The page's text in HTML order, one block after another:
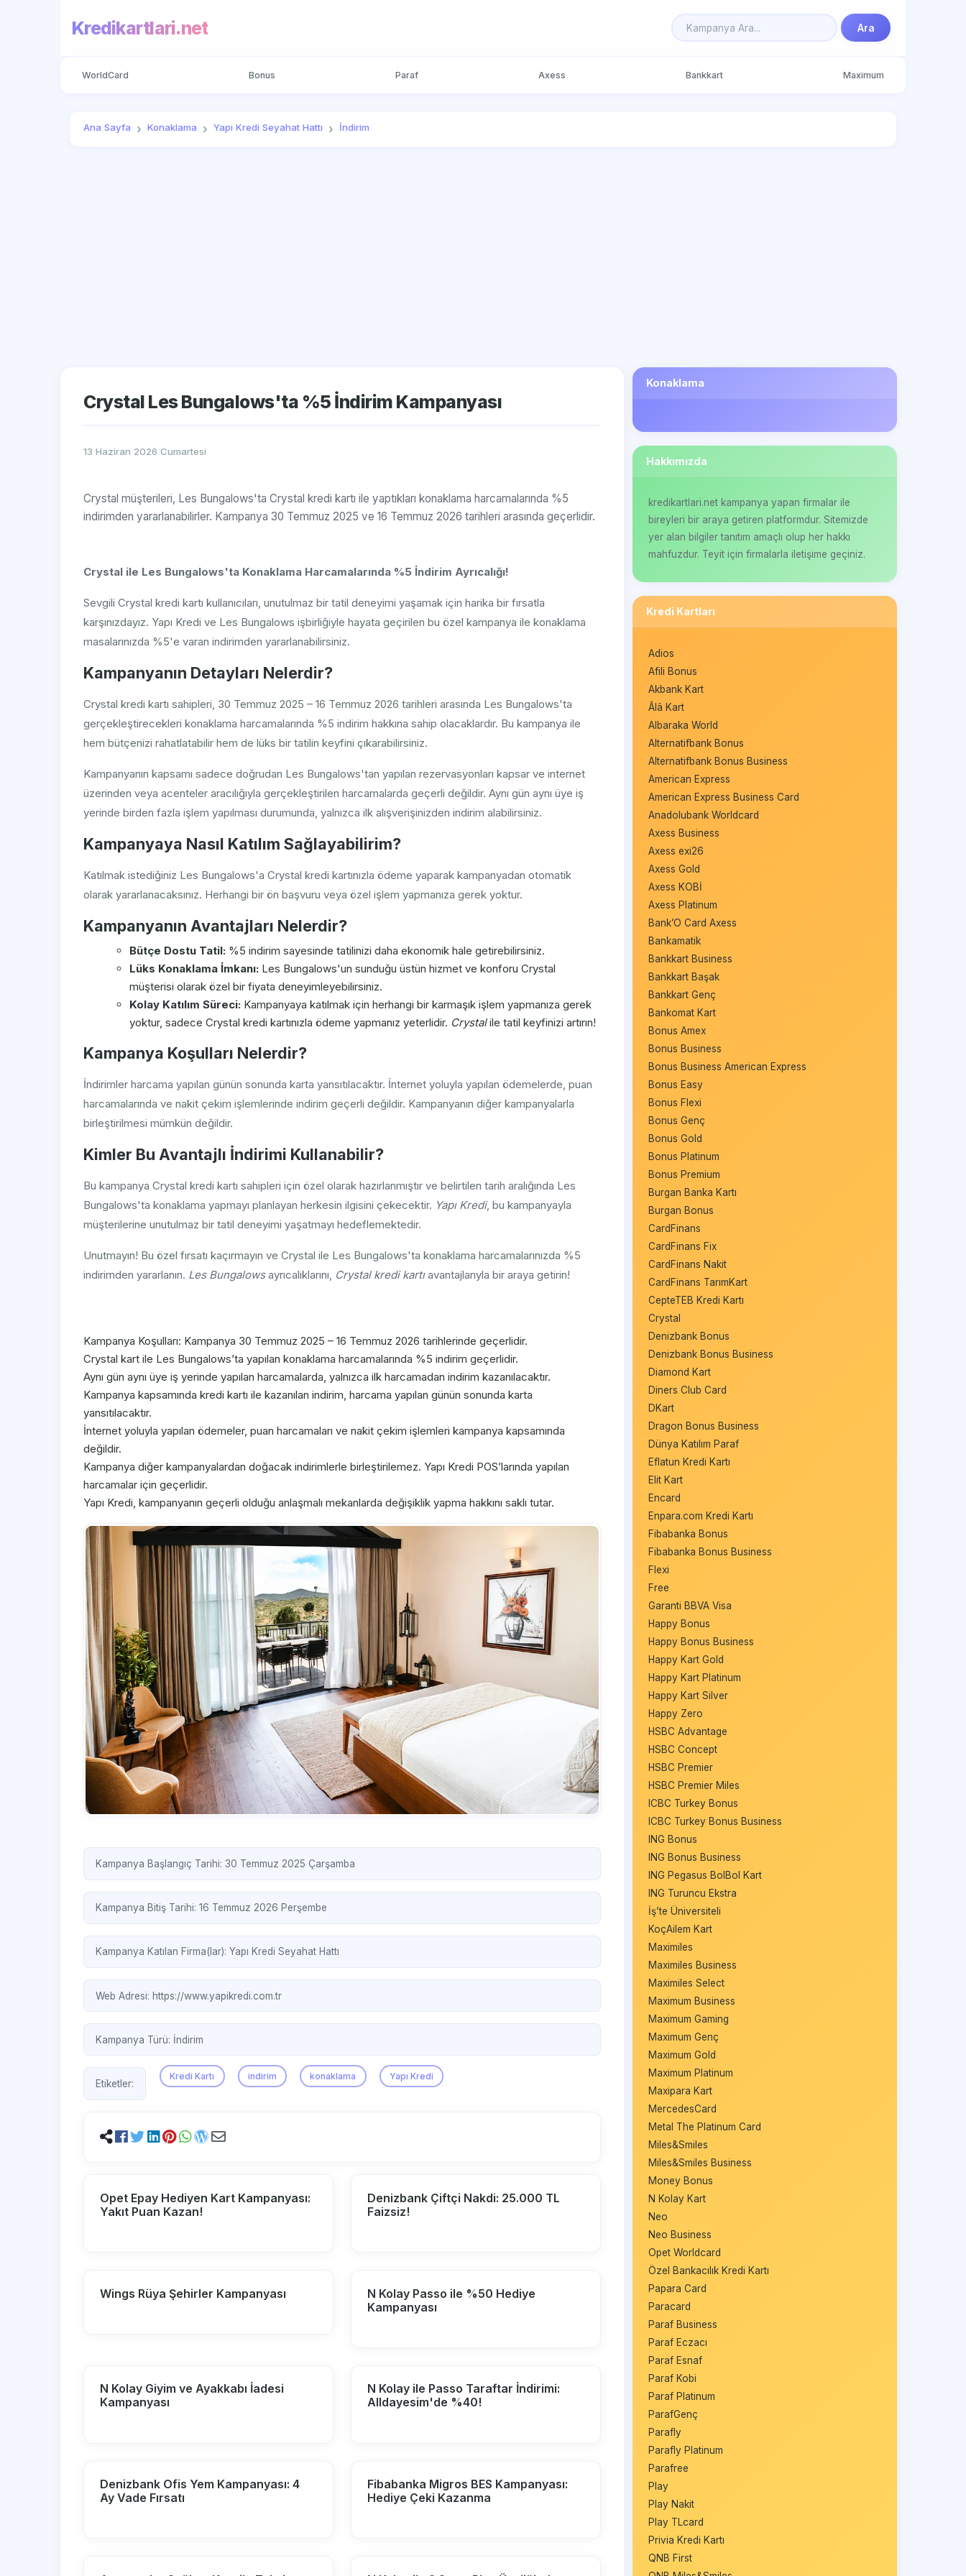
Kredikartlari.net Ara
WorldCard Bonus Paraf Axess Bankkart Maximum
Ana Sayfa Konaklama Yapı Kredi Seyahat Hattı İndirim
Crystal Les Bungalows'ta %5 İndirim Kampanyası
13 Haziran 2026 Cumartesi
Crystal müşterileri, Les Bungalows'ta Crystal kredi kartı ile yaptıkları konaklama harcamalarında %5
indirimden yararlanabilirler. Kampanya 30 Temmuz 2025 ve 16 Temmuz 2026 tarihleri arasında geçerlidir.
Crystal ile Les Bungalows'ta Konaklama Harcamalarında %5 İndirim Ayrıcalığı!
Sevgili Crystal kredi kartı kullanıcıları, unutulmaz bir tatil deneyimi yaşamak için harika bir fırsatla
karşınızdayız. Yapı Kredi ve Les Bungalows işbirliğiyle hayata geçirilen bu özel kampanya ile konaklama
masalarınızda %5'e varan indirimden yararlanabilirsiniz.
Kampanyanın Detayları Nelerdir?
Crystal kredi kartı sahipleri, 30 Temmuz 2025 – 16 Temmuz 2026 tarihleri arasında Les Bungalows'ta
gerçekleştirecekleri konaklama harcamalarında %5 indirim hakkına sahip olacaklardır. Bu kampanya ile
hem bütçenizi rahatlatabilir hem de lüks bir tatilin keyfini çıkarabilirsiniz.
Kampanyanın kapsamı sadece doğrudan Les Bungalows'tan yapılan rezervasyonları kapsar ve internet
üzerinden veya acenteler aracılığıyla gerçekleştirilen harcamalarda geçerli değildir. Aynı gün aynı üye iş
yerinde birden fazla işlem yapılması durumunda, yalnızca ilk alışverişinizden indirim alabilirsiniz.
Kampanyaya Nasıl Katılım Sağlayabilirim?
Katılmak istediğiniz Les Bungalows'a Crystal kredi kartınızla ödeme yaparak kampanyadan otomatik
olarak yararlanacaksınız. Herhangi bir ön başvuru veya özel işlem yapmanıza gerek yoktur.
Kampanyanın Avantajları Nelerdir?
Bütçe Dostu Tatil: %5 indirim sayesinde tatilinizi daha ekonomik hale getirebilirsiniz.
Lüks Konaklama İmkanı: Les Bungalows'un sunduğu üstün hizmet ve konforu Crystal
müşterisi olarak özel bir fiyata deneyimleyebilirsiniz.
Kolay Katılım Süreci: Kampanyaya katılmak için herhangi bir karmaşık işlem yapmanıza gerek
yoktur, sadece Crystal kredi kartınızla ödeme yapmanız yeterlidir. Crystalile tatil keyfinizi artırın!
Kampanya Koşulları Nelerdir?
İndirimler harcama yapılan günün sonunda karta yansıtılacaktır. İnternet yoluyla yapılan ödemelerde, puan
harcamalarında ve nakit çekim işlemlerinde indirim geçerli değildir. Kampanyanın diğer kampanyalarla
birleştirilmesi mümkün değildir.
Kimler Bu Avantajlı İndirimi Kullanabilir?
Bu kampanya Crystal kredi kartı sahipleri için özel olarak hazırlanmıştır ve belirtilen tarih aralığında Les
Bungalows'ta konaklama yapmayı planlayan herkesin ilgisini çekecektir. Yapı Kredi, bu kampanyayla
müşterilerine unutulmaz bir tatil deneyimi yaşatmayı hedeflemektedir.
Unutmayın! Bu özel fırsatı kaçırmayın ve Crystal ile Les Bungalows'ta konaklama harcamalarınızda %5
indirimden yararlanın. Les Bungalowsayrıcalıklarını, Crystal kredi kartıavantajlarıyla bir araya getirin!
Kampanya Koşulları: Kampanya 30 Temmuz 2025 – 16 Temmuz 2026 tarihlerinde geçerlidir.
Crystal kart ile Les Bungalows’ta yapılan konaklama harcamalarında %5 indirim geçerlidir.
Aynı gün aynı üye iş yerinde yapılan harcamalarda, yalnızca ilk harcamadan indirim kazanılacaktır.
Kampanya kapsamında kredi kartı ile kazanılan indirim, harcama yapılan günün sonunda karta
yansıtılacaktır.
İnternet yoluyla yapılan ödemeler, puan harcamaları ve nakit çekim işlemleri kampanya kapsamında
değildir.
Kampanya diğer kampanyalardan doğacak indirimlerle birleştirilemez. Yapı Kredi POS’larında yapılan
harcamalar için geçerlidir.
Yapı Kredi, kampanyanın geçerli olduğu anlaşmalı mekanlarda değişiklik yapma hakkını saklı tutar.
Kampanya Başlangıç Tarihi: 30 Temmuz 2025 Çarşamba
Kampanya Bitiş Tarihi: 16 Temmuz 2026 Perşembe
Kampanya Katılan Firma(lar): Yapı Kredi Seyahat Hattı
Web Adresi: https://www.yapikredi.com.tr
Kampanya Türü: İndirim
Etiketler:
Kredi Kartı indirim konaklama Yapı Kredi
Opet Epay Hediyen Kart Kampanyası:
Yakıt Puan Kazan!
Denizbank Çiftçi Nakdi: 25.000 TL
Faizsiz!
Wings Rüya Şehirler Kampanyası
N Kolay Passo ile %50 Hediye
Kampanyası
N Kolay Giyim ve Ayakkabı İadesi
Kampanyası
N Kolay ile Passo Taraftar İndirimi:
Alldayesim'de %40!
Denizbank Ofis Yem Kampanyası: 4
Ay Vade Fırsatı
Fibabanka Migros BES Kampanyası:
Hediye Çeki Kazanma
Konaklama
Hakkımızda
kredikartlari.net kampanya yapan firmalar ile
bireyleri bir araya getiren platformdur. Sitemizde
yer alan bilgiler tanıtım amaçlı olup her hakkı
mahfuzdur. Teyit için firmalarla iletişime geçiniz.
Kredi Kartları
Adios
Afili Bonus
Akbank Kart
Âlâ Kart
Albaraka World
Alternatifbank Bonus
Alternatifbank Bonus Business
American Express
American Express Business Card
Anadolubank Worldcard
Axess Business
Axess exi26
Axess Gold
Axess KOBİ
Axess Platinum
Bank’O Card Axess
Bankamatik
Bankkart Business
Bankkart Başak
Bankkart Genç
Bankomat Kart
Bonus Amex
Bonus Business
Bonus Business American Express
Bonus Easy
Bonus Flexi
Bonus Genç
Bonus Gold
Bonus Platinum
Bonus Premium
Burgan Banka Kartı
Burgan Bonus
CardFinans
CardFinans Fix
CardFinans Nakit
CardFinans TarımKart
CepteTEB Kredi Kartı
Crystal
Denizbank Bonus
Denizbank Bonus Business
Diamond Kart
Diners Club Card
DKart
Dragon Bonus Business
Dünya Katılım Paraf
Eflatun Kredi Kartı
Elit Kart
Encard
Enpara.com Kredi Kartı
Fibabanka Bonus
Fibabanka Bonus Business
Flexi
Free
Garanti BBVA Visa
Happy Bonus
Happy Bonus Business
Happy Kart Gold
Happy Kart Platinum
Happy Kart Silver
Happy Zero
HSBC Advantage
HSBC Concept
HSBC Premier
HSBC Premier Miles
ICBC Turkey Bonus
ICBC Turkey Bonus Business
ING Bonus
ING Bonus Business
ING Pegasus BolBol Kart
ING Turuncu Ekstra
İş’te Üniversiteli
KoçAilem Kart
Maximiles
Maximiles Business
Maximiles Select
Maximum Business
Maximum Gaming
Maximum Genç
Maximum Gold
Maximum Platinum
Maxipara Kart
MercedesCard
Metal The Platinum Card
Miles&Smiles
Miles&Smiles Business
Money Bonus
N Kolay Kart
Neo
Neo Business
Opet Worldcard
Özel Bankacılık Kredi Kartı
Papara Card
Paracard
Paraf Business
Paraf Eczacı
Paraf Esnaf
Paraf Kobi
Paraf Platinum
ParafGenç
Parafly
Parafly Platinum
Parafree
Play
Play Nakit
Play TLcard
Privia Kredi Kartı
QNB First